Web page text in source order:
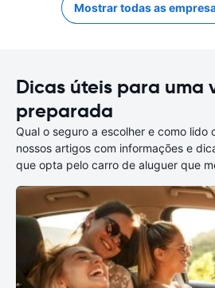
Mostrar todas as
Dicas úteis para uma
preparada
Qual o seguro a escolher e como lido
nossos artigos com informações e
que opta pelo carro de aluguer que